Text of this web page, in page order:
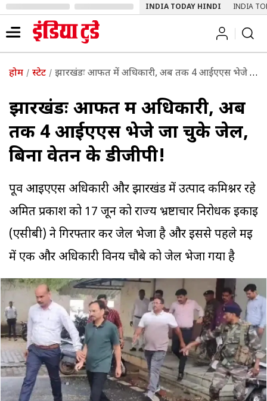
INDIA TODAY HINDI INDIA
होम स्टेट झारखंडः आफत में अधिकारी, अब तक 4 आईएएस भेजे जा चुके जेल, बिना वेतन के डीजीपी!
झारखंडः आफत में अधिकारी, अब
तक 4 आईएएस भेजे जा चुके जेल,
बिना वेतन के डीजीपी!
पूर्व आईएएस अधिकारी और झारखंड में उत्पाद कमिश्नर रहे
अमित प्रकाश को 17 जून को राज्य भ्रष्टाचार निरोधक इकाई
(एसीबी) ने गिरफ्तार कर जेल भेजा है और इससे पहले मई
में एक और अधिकारी विनय चौबे को जेल भेजा गया है